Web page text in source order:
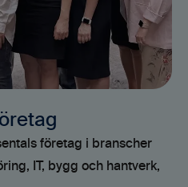
företag i branscher
IT, bygg och hantverk,